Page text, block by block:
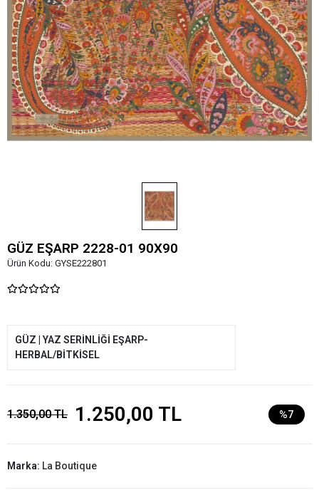
GÜZ EŞARP 2228-01 90X90
Ürün Kodu: GYSE222801
GÜZ | YAZ SERİNLİĞİ EŞARP-
HERBAL/BİTKİSEL
1.350,00 TL 1.250,00 TL %7
Marka: La Boutique